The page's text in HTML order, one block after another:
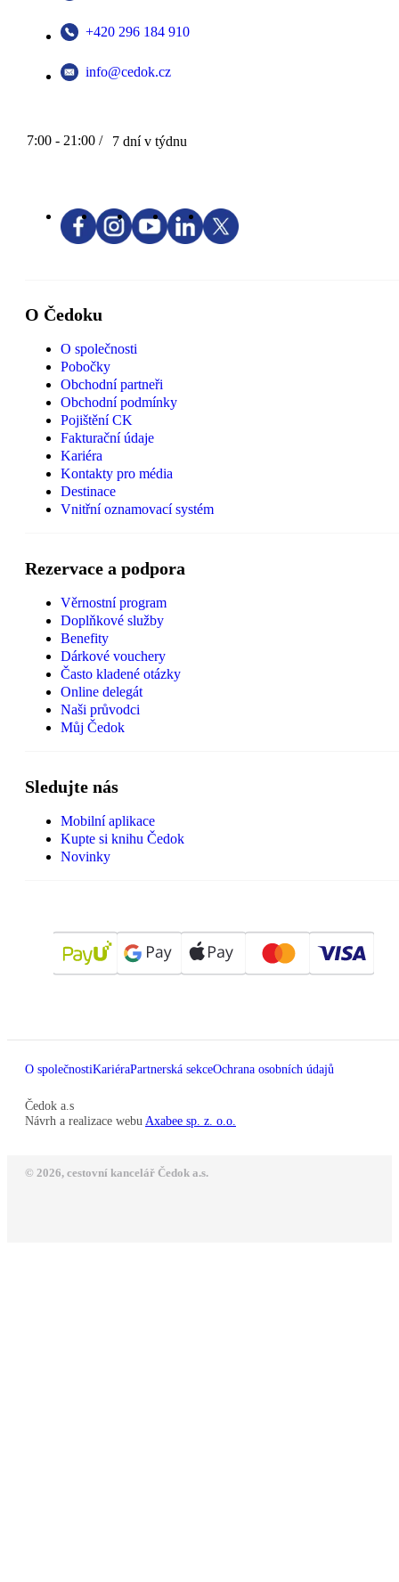
+420 296 184 910
info@cedok.cz
7:00 - 21:00 / 7 dní v týdnu
O Čedoku
O společnosti
Pobočky
Obchodní partneři
Obchodní podmínky
Pojištění CK
Fakturační údaje
Kariéra
Kontakty pro média
Destinace
Vnitřní oznamovací systém
Rezervace a podpora
Věrnostní program
Doplňkové služby
Benefity
Dárkové vouchery
Často kladené otázky
Online delegát
Naši průvodci
Můj Čedok
Sledujte nás
Mobilní aplikace
Kupte si knihu Čedok
Novinky
O společnostiKariéraPartnerská sekceOchrana osobních údajů
Čedok a.s
Návrh a realizace webu Axabee sp. z. o.o.
© 2026, cestovní kancelář Čedok a.s.